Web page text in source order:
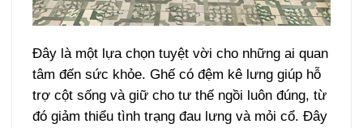
Đây là một lựa chọn tuyệt vời cho những ai quan
tâm đến sức khỏe. Ghế có đệm kê lưng giúp hỗ
trợ cột sống và giữ cho tư thế ngồi luôn đúng, từ
đó giảm thiểu tình trạng đau lưng và mỏi cổ. Đây